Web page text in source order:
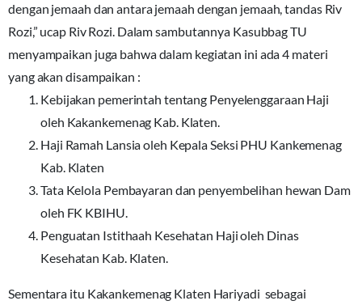
dengan jemaah dan antara jemaah dengan jemaah, tandas Riv
Rozi,” ucap Riv Rozi. Dalam sambutannya Kasubbag TU
menyampaikan juga bahwa dalam kegiatan ini ada 4 materi
yang akan disampaikan :
Kebijakan pemerintah tentang Penyelenggaraan Haji
oleh Kakankemenag Kab. Klaten.
Haji Ramah Lansia oleh Kepala Seksi PHU Kankemenag
Kab. Klaten
Tata Kelola Pembayaran dan penyembelihan hewan Dam
oleh FK KBIHU.
Penguatan Istithaah Kesehatan Haji oleh Dinas
Kesehatan Kab. Klaten.
Sementara itu Kakankemenag Klaten Hariyadi sebagai